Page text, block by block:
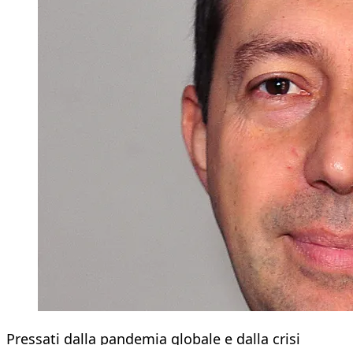
Pressati dalla pandemia globale e dalla crisi